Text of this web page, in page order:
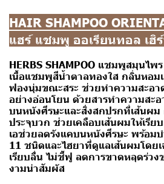
HAIR SHAMPOO
แฮร์ แชมพู ออเรียนทอล เฮิ
HERBS SHAMPOO แชมพูสมุนไพ
เนื้อแชมพูสีน้ำตาลทองใส กลิ่นหอ
ฟองนุ่มขณะสระ ช่วยทำความสะอา
อย่างอ่อนโยน ด้วยสารทำความสะ
บนหนังศีรษะและสิ่งสกปรกที่เส้นผม
ประจุบวก ช่วยเคลือบเส้นผมให้เรีย
เอช่วยลดรังแคบนหนังศีรษะ พร้อม
11 ชนิดและไฮยาที่ดูแลเส้นผมโดย
เรียบลื่น ไม่ชี้ฟู ลดการขาดหลุดร่วง
งามน่าสัมผัส